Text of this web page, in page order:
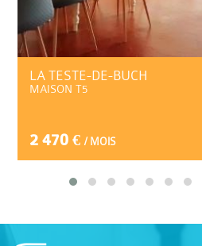
LA TESTE-DE-BUCH
MAISON T5
2 470 € / MOIS